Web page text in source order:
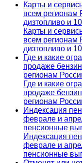
Карты и
всем регионам
дизтопливо и
Карты и
всем регионам
дизтопливо и
Где и какие
продаже
регионам
Где и какие
продаже
регионам
Индексация
феврале и
пенсионные
Индексация
феврале и
пенсионные